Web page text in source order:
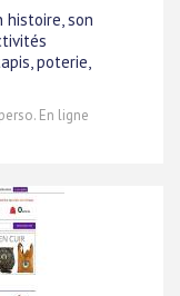
histoire, son
poterie,
En ligne